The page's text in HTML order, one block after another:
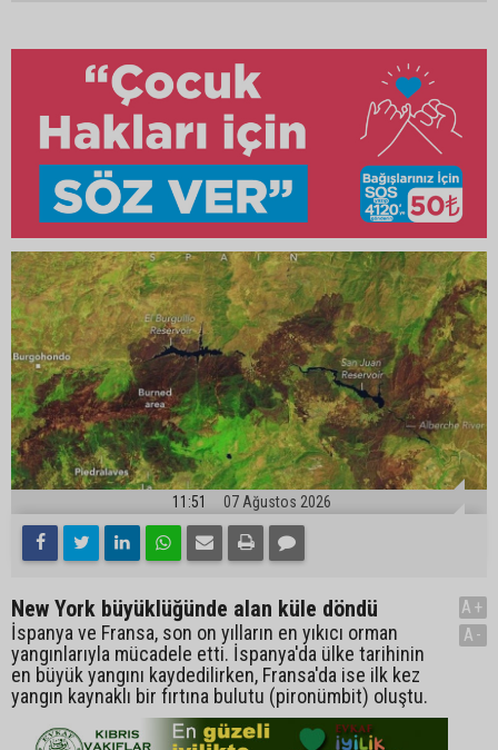
11:51 07 Ağustos 2026
New York büyüklüğünde alan küle döndü
İspanya ve Fransa, son on yılların en yıkıcı orman
yangınlarıyla mücadele etti. İspanya'da ülke tarihinin
en büyük yangını kaydedilirken, Fransa'da ise ilk kez
yangın kaynaklı bir fırtına bulutu (pironümbit) oluştu.
A+
A-